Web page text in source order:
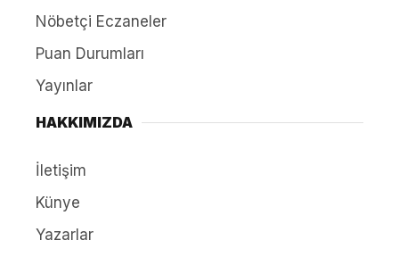
Nöbetçi Eczaneler
Puan Durumları
Yayınlar
HAKKIMIZDA
İletişim
Künye
Yazarlar